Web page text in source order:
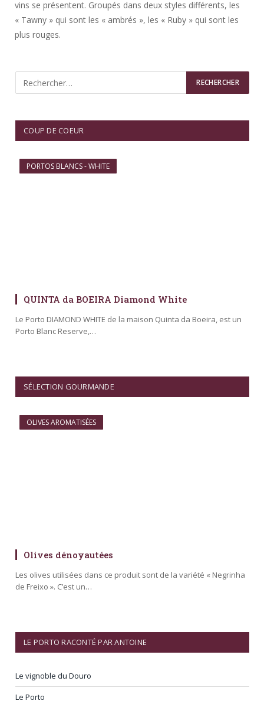
vins se présentent. Groupés dans deux styles différents, les
« Tawny » qui sont les « ambrés », les « Ruby » qui sont les
plus rouges.
COUP DE COEUR
PORTOS BLANCS - WHITE
QUINTA da BOEIRA Diamond White
Le Porto DIAMOND WHITE de la maison Quinta da Boeira, est un
Porto Blanc Reserve,…
SÉLECTION GOURMANDE
OLIVES AROMATISÉES
Olives dénoyautées
Les olives utilisées dans ce produit sont de la variété « Negrinha
de Freixo ». C’est un…
LE PORTO RACONTÉ PAR ANTOINE
Le vignoble du Douro
Le Porto